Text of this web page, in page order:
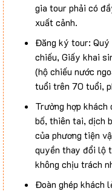
gia tour phải có
xuất cảnh.
Đăng ký tour:
chiếu, Giấy khai
(hộ chiếu nước
tuổi trên 70 tuổi,
Trường hợp khách
bố, thiên tai, dịch
của phương tiện
quyền thay đổi lộ
không chịu trách
Đoàn ghép khách